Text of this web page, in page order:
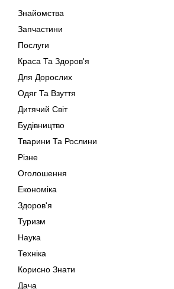
Знайомства
Запчастини
Послуги
Краса Та Здоров'я
Для Дорослих
Одяг Та Взуття
Дитячий Світ
Будівництво
Тварини Та Рослини
Різне
Оголошення
Економіка
Здоров'я
Туризм
Наука
Техніка
Корисно Знати
Дача